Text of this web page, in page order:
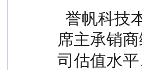
席主承销
司估值水